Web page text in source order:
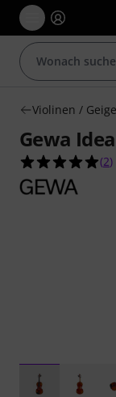
Violinen /
Gewa
(2)